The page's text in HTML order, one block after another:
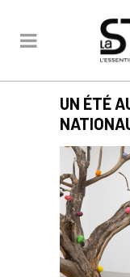
UN ÉTÉ